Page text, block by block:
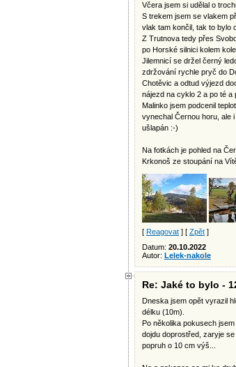
Včera jsem si udělal o
S trekem jsem se vlakem
vlak tam končil, tak to bylo
Z Trutnova tedy přes
po Horské silnici kolem
Jilemnicí se držel černý
zdržování rychle pryč do
Chotěvic a odtud výjezd
nájezd na cyklo 2 a po té a
Malinko jsem podcenil
vynechal Černou horu, ale
ušlapán :-)
Na fotkách je pohled na
Krkonoš ze stoupání na
[ Reagovat ] [ Zpět ]
Datum: 20.10.2022
Autor: Lelek-nakole
Re: Jaké to bylo -
Dneska jsem opět vyrazil
délku (10m).
Po několika pokusech
dojdu doprostřed, zaryje
popruh o 10 cm výš...